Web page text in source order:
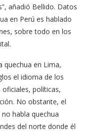
añadió Bellido. Datos
en Perú es hablado
sobre todo en los
quechua en Lima,
el idioma de los
políticas,
No obstante, el
habla quechua
del norte donde él